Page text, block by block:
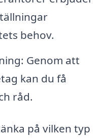
behov.
Genom att
kan du få
råd.
på vilken typ